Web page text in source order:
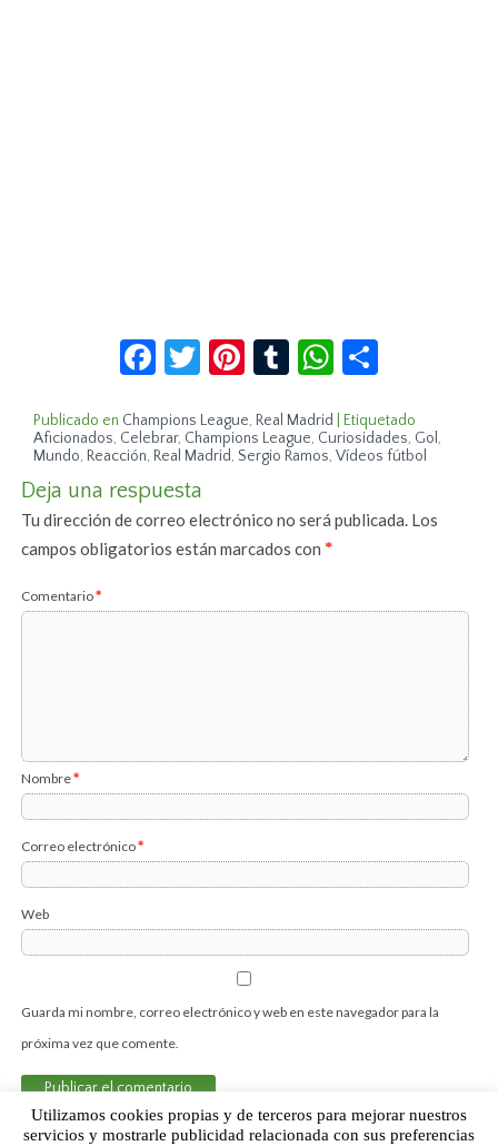
Facebook
Twitter
Pinterest
TumblrWhatsApp
Publicado en Champions League, Real Madrid
Etiquetado
Aficionados, Celebrar, Champions League, Curiosidades, Gol,
Mundo, Reacción, Real Madrid, Sergio Ramos,Vídeos fútbol
Deja una respuesta
Tu dirección de correo electrónico no será publicada. Los
campos obligatorios están marcados con*
Comentario*
Nombre*
Correo electrónico*
Web
Guarda mi nombre, correo electrónico y web en este navegador para la
próxima vez que comente.
Utilizamos cookies propias y de terceros para mejorar nuestros
servicios y mostrarle publicidad relacionada con sus preferencias